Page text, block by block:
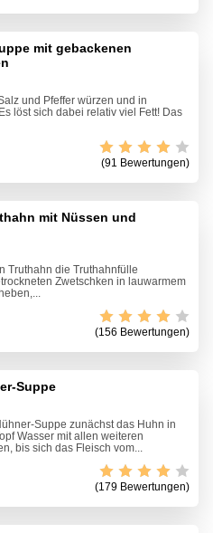
mit gebackenen
und Pfeffer würzen und in
löst sich dabei relativ viel Fett! Das
(91 Bewertungen)
mit Nüssen und
Truthahn die Truthahnfülle
Zwetschken in lauwarmem
(156 Bewertungen)
Suppe
Suppe zunächst das Huhn in
Wasser mit allen weiteren
bis sich das Fleisch vom...
(179 Bewertungen)